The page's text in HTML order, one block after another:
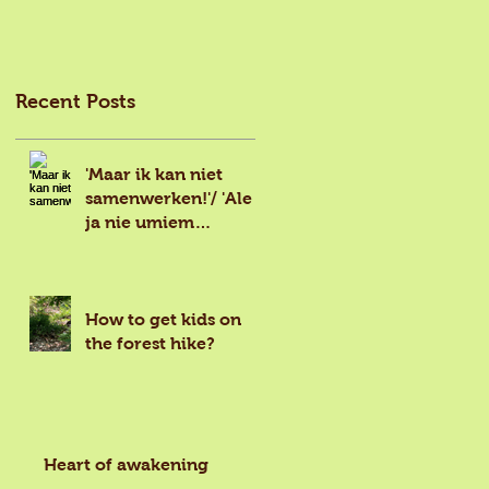
Recent Posts
'Maar ik kan niet
samenwerken!'/ 'Ale
ja nie umiem
How to get kids on
the forest hike?
Heart of awakening